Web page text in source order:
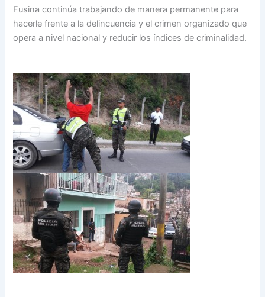
Fusina continúa trabajando de manera permanente para
hacerle frente a la delincuencia y el crimen organizado que
opera a nivel nacional y reducir los índices de criminalidad.